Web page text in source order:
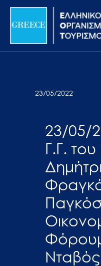
Σημείωση:
ιστότοπος
προσβασιμότητας.
Μετάβαση
περιεχόμενο
23/05/2022
23/05/
Γ.Γ.
Νταβός